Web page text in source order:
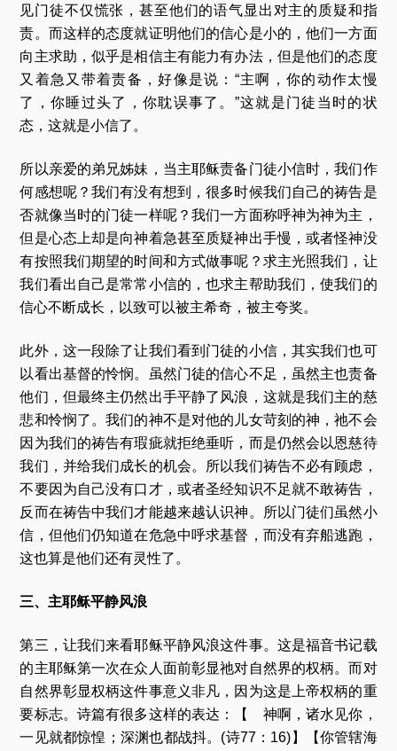
见门徒不仅慌张，甚至他们的语气显出对主的质疑和指
责。而这样的态度就证明他们的信心是小的，他们一方面
向主求助，似乎是相信主有能力有办法，但是他们的态度
又着急又带着责备，好像是说：“主啊，你的动作太慢
了，你睡过头了，你耽误事了。”这就是门徒当时的状
态，这就是小信了。
所以亲爱的弟兄姊妹，当主耶稣责备门徒小信时，我们作
何感想呢？我们有没有想到，很多时候我们自己的祷告是
否就像当时的门徒一样呢？我们一方面称呼神为神为主，
但是心态上却是向神着急甚至质疑神出手慢，或者怪神没
有按照我们期望的时间和方式做事呢？求主光照我们，让
我们看出自己是常常小信的，也求主帮助我们，使我们的
信心不断成长，以致可以被主希奇，被主夸奖。
此外，这一段除了让我们看到门徒的小信，其实我们也可
以看出基督的怜悯。虽然门徒的信心不足，虽然主也责备
他们，但最终主仍然出手平静了风浪，这就是我们主的慈
悲和怜悯了。我们的神不是对他的儿女苛刻的神，祂不会
因为我们的祷告有瑕疵就拒绝垂听，而是仍然会以恩慈待
我们，并给我们成长的机会。所以我们祷告不必有顾虑，
不要因为自己没有口才，或者圣经知识不足就不敢祷告，
反而在祷告中我们才能越来越认识神。所以门徒们虽然小
信，但他们仍知道在危急中呼求基督，而没有弃船逃跑，
这也算是他们还有灵性了。
三、主耶稣平静风浪
第三，让我们来看耶稣平静风浪这件事。这是福音书记载
的主耶稣第一次在众人面前彰显祂对自然界的权柄。而对
自然界彰显权柄这件事意义非凡，因为这是上帝权柄的重
要标志。诗篇有很多这样的表达：【 神啊，诸水见你，
一见就都惊惶；深渊也都战抖。(诗77：16)】【你管辖海